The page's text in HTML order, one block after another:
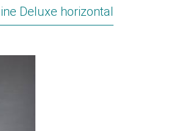
Deluxe horizontal